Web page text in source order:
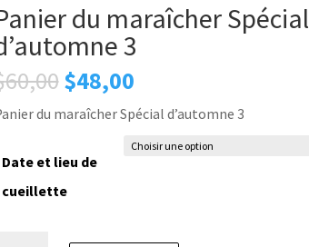
du maraîcher Spécial
3
60,00Le
prix
initial
$60,00.
$48,00Le
prix
actuel
est :
du maraîcher Spécial d’automne 3
Date et lieu de
cueillette